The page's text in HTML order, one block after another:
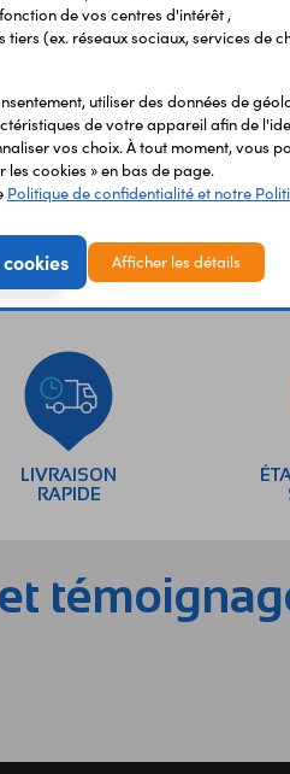
LIVRAISON
RAPIDE
et
de vos centres d'intérêt ,
(ex. réseaux sociaux, services de
utiliser des données de
de votre appareil afin de
vos choix. À tout moment, vous
les cookies » en bas de page.
Politique de confidentialité et notre
Afficher les détails